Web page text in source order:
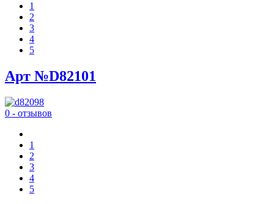
1
2
3
4
5
Арт №D82101
0 - отзывов
1
2
3
4
5